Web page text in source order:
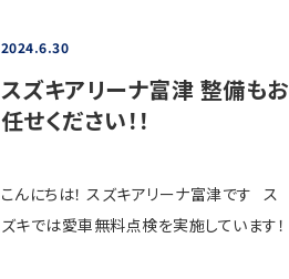
2024.6.30
スズキアリーナ富津 整備もお
任せください！！
こんにちは！ スズキアリーナ富津です ス
ズキでは愛車無料点検を実施しています！